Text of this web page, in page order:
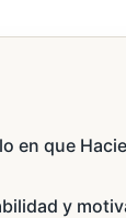
en que
y